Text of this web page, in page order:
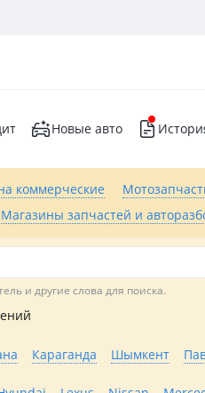
Новые авто
коммерческие
Магазины запчастей и
и другие слова для поиска.
Караганда Шымкент